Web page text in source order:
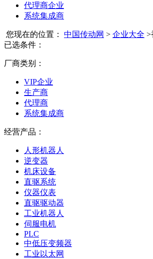
代理商企业
系统集成商
您现在的位置： 中国传动网 > 企业大全 >
已选条件：
厂商类别：
VIP企业
生产商
代理商
系统集成商
经营产品：
人形机器人
逆变器
机床设备
直驱系统
仪器仪表
直驱驱动器
工业机器人
伺服电机
PLC
中低压变频器
工业以太网